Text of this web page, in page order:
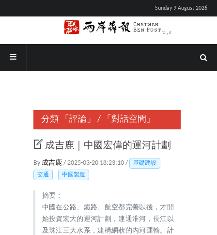
Sunday 9 August 2026
分類 「評論」 / 「對話空間」
成吉鹿｜中國宏偉的運河計劃
By 成吉鹿 / 2025-03-20 18:23:10 /
基礎建設
交通
中國製造
摘要：
中國在公路、鐵路、航空都完善以後，才開
始投資宏大的運河計劃，連通淮河，長江以
及珠江三大水系，建構網狀的內河運輸。計